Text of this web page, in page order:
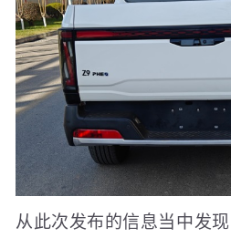
从此次发布的信息当中发